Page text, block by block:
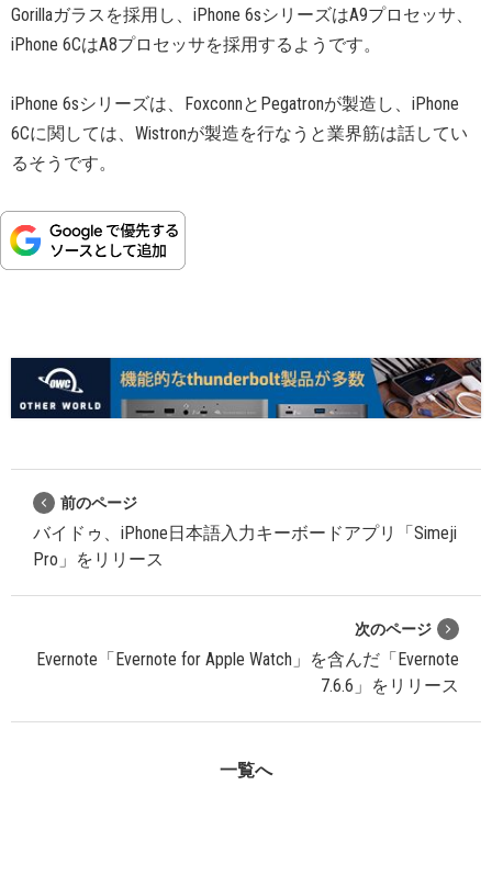
Gorillaガラスを採用し、iPhone 6sシリーズはA9プロセッサ、
iPhone 6CはA8プロセッサを採用するようです。
iPhone 6sシリーズは、FoxconnとPegatronが製造し、iPhone
6Cに関しては、Wistronが製造を行なうと業界筋は話してい
るそうです。
前のページ
バイドゥ、iPhone日本語入力キーボードアプリ「Simeji
Pro」をリリース
次のページ
Evernote「Evernote for Apple Watch」を含んだ「Evernote
7.6.6」をリリース
一覧へ